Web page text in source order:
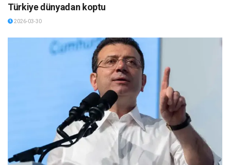
Türkiye dünyadan koptu
2026-03-30